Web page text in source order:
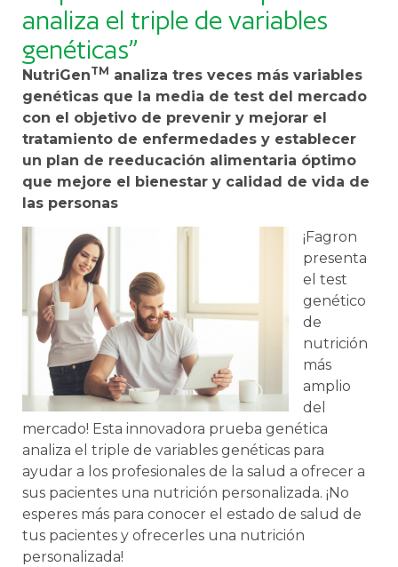
analiza el triple de variables
genéticas”
NutriGenTM analiza tres veces más variables
genéticas que la media de test del mercado
con el objetivo de prevenir y mejorar el
tratamiento de enfermedades y establecer
un plan de reeducación alimentaria óptimo
que mejore el bienestar y calidad de vida de
las personas
¡Fagron
presenta
el test
genético
de
nutrición
más
ampl io
del
mercado! Esta innovadora prueba genética
anal iza el triple de variables genéticas para
ayudar a los profesional es de la sal ud a ofrecer a
sus pacientes una nutrición personal izada. ¡No
esperes más para conocer el estado de sal ud de
tus pacientes y ofrecer les una nutrición
personal izada!